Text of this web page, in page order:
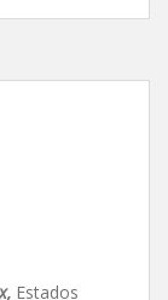
Estados